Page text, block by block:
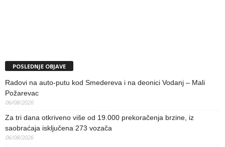
POSLEDNJE OBJAVE
Radovi na auto-putu kod Smedereva i na deonici Vodanj – Mali
Požarevac
06/08/2026
Za tri dana otkriveno više od 19.000 prekoračenja brzine, iz
saobraćaja isključena 273 vozača
06/08/2026